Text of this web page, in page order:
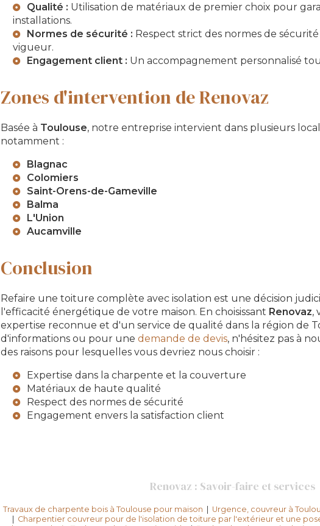
Qualité : Utilisation de matériaux de premier choix pour
installations.
Normes de sécurité : Respect strict des normes de
vigueur.
Engagement client : Un accompagnement personnalisé
Zones d'intervention de Renovaz
Basée à Toulouse, notre entreprise intervient dans plusieurs
notamment :
Blagnac
Colomiers
Saint-Orens-de-Gameville
Balma
L'Union
Aucamville
Conclusion
Refaire une toiture complète avec isolation est une décision
l'efficacité énergétique de votre maison. En choisissant Renovaz,
expertise reconnue et d'un service de qualité dans la région de
d'informations ou pour une demande de devis, n'hésitez pas à
des raisons pour lesquelles vous devriez nous choisir :
Expertise dans la charpente et la couverture
Matériaux de haute qualité
Respect des normes de sécurité
Engagement envers la satisfaction client
Renovaz : Savoir-faire et services
Travaux de charpente bois à Toulouse pour maison
Urgence, couvreur à
Charpentier couvreur pour de l'isolation de toiture par l'extérieur et une